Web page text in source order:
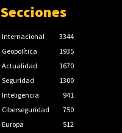
Secciones
Internacional
3344
Geopolítica
1935
Actualidad
1670
Seguridad
1300
Inteligencia
941
Ciberseguridad
750
Europa
512